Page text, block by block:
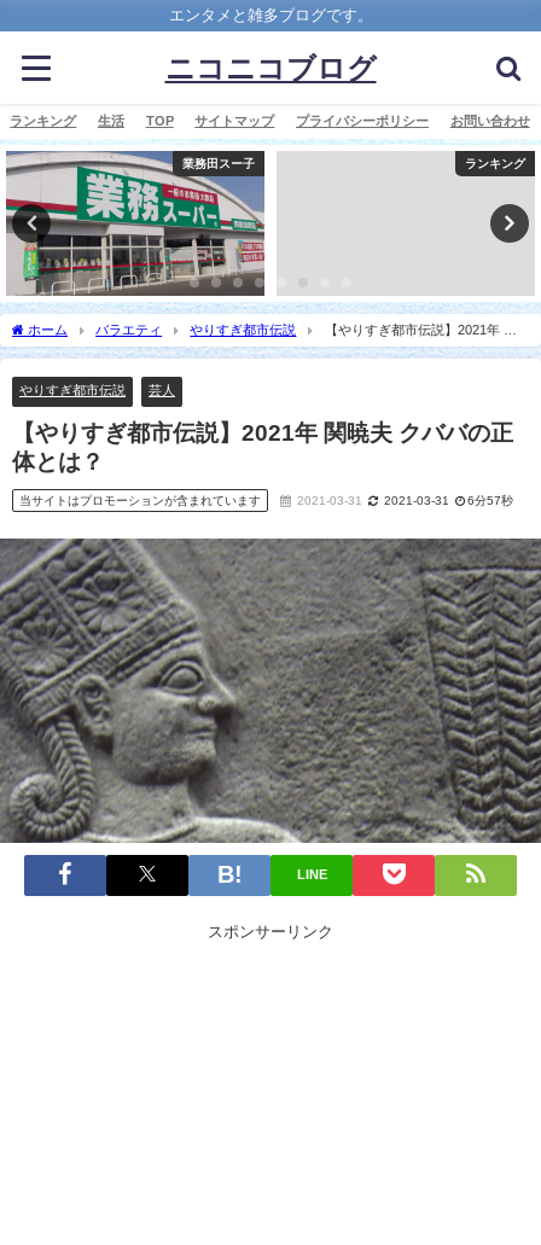
エンタメと雑多ブログです。
ニコニコブログ
ランキング 生活 TOP サイトマップ プライバシーポリシー お問い合わせ
業務田スー子 ランキング
ホーム バラエティ やりすぎ都市伝説
【やりすぎ都市伝説】2021年 関
暁夫 クババの正体とは？
やりすぎ都市伝説 芸人
【やりすぎ都市伝説】2021年 関暁夫 クババの正
体とは？
当サイトはプロモーションが含まれています 2021-03-31 2021-03-31 6分57秒
LINE
スポンサーリンク